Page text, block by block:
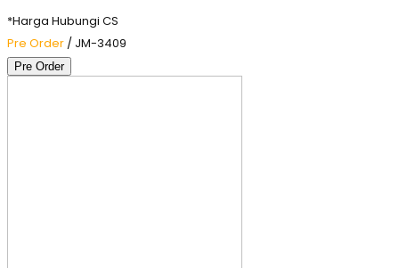
*Harga Hubungi CS
Pre Order / JM-3409
Pre Order